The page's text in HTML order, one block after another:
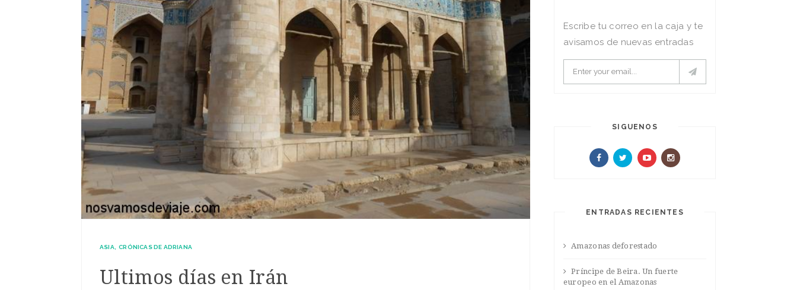
ASIA CRÓNICAS DE ADRIANA
Ultimos días en Irán
Escribe tu correo en la caja y te
avisamos de nuevas entradas
SIGUENOS
ENTRADAS RECIENTES
Amazonas deforestado
Príncipe de Beira. Un fuerte
europeo en el Amazonas